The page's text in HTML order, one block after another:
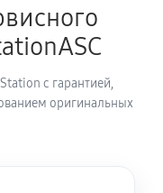
с гарантией,
оригинальных